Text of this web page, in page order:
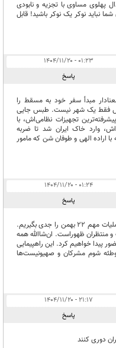
پهلوی مساوی با تجزیه و نابودی
نباید نوکر یک نوکر باشید! قابل
۰۱:۲۳ - ۱۴۰۴/۱۱/۲۰
پاسخ
مبدأ سفر خود به مسقط را
فقط یک شهر نیست. طبس جایی‌
تجهیزات نظامی‌اش، با
وارد خاک ایران شد تا ضربه
با اراده الهی و طوفان شن که مامور
۰۱:۲۴ - ۱۴۰۴/۱۱/۲۰
پاسخ
بعد از حماسه 22 دی ماه، جهاد مقدس و عملیات مهم ۲۲ بهمن را جدی بگیریم.
و منتظران ظهوراست. ان‌شاالله همه
پیدا خواهیم کرد. این راهپیمایی
شوم مشرکان و صهیونیست‌ها
۲۱:۱۷ - ۱۴۰۴/۱۱/۲۰
پاسخ
دوری کنند